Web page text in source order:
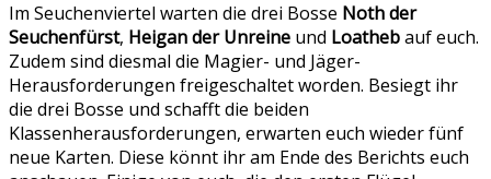
Im Seuchenviertel warten die drei Bosse Noth der
Seuchenfürst, Heigan der Unreine und Loathebauf euch.
Zudem sind diesmal die Magier- und Jäger-
Herausforderungen freigeschaltet worden. Besiegt ihr
die drei Bosse und schafft die beiden
Klassenherausforderungen, erwarten euch wieder fünf
neue Karten. Diese könnt ihr am Ende des Berichts euch